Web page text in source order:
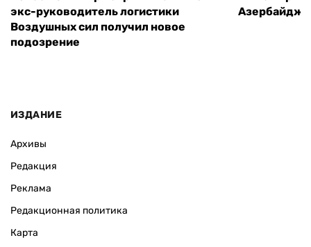
экс-руководитель логистики
Воздушных сил получил новое
подозрение
ИЗДАНИЕ
Архивы
Редакция
Реклама
Редакционная политика
Карта